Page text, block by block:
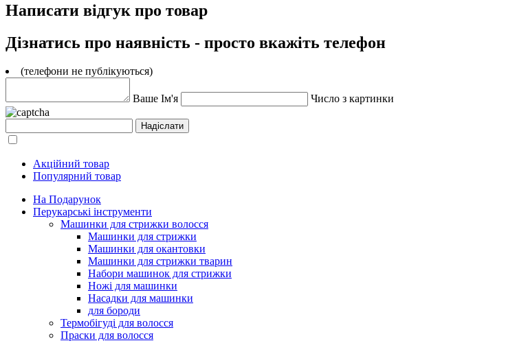
Написати відгук про товар
Дізнатись про наявність - просто вкажіть телефон
(телефони не публікуються)
Ваше Ім'я Число з картинки
Акційний товар
Популярний товар
На Подарунок
Перукарські інструменти
Машинки для стрижки волосся
Машинки для стрижки
Машинки для окантовки
Машинки для стрижки тварин
Набори машинок для стрижки
Ножі для машинки
Насадки для машинки
для бороди
Термобігуді для волосся
Праски для волосся